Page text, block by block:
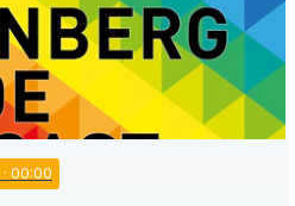
· 00:00